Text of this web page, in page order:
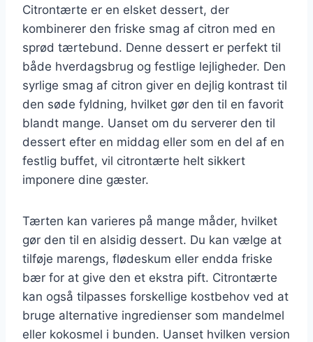
Citrontærte er en elsket dessert, der
kombinerer den friske smag af citron med en
sprød tærtebund. Denne dessert er perfekt til
både hverdagsbrug og festlige lejligheder. Den
syrlige smag af citron giver en dejlig kontrast til
den søde fyldning, hvilket gør den til en favorit
blandt mange. Uanset om du serverer den til
dessert efter en middag eller som en del af en
festlig buffet, vil citrontærte helt sikkert
imponere dine gæster.
Tærten kan varieres på mange måder, hvilket
gør den til en alsidig dessert. Du kan vælge at
tilføje marengs, flødeskum eller endda friske
bær for at give den et ekstra pift. Citrontærte
kan også tilpasses forskellige kostbehov ved at
bruge alternative ingredienser som mandelmel
eller kokosmel i bunden. Uanset hvilken version